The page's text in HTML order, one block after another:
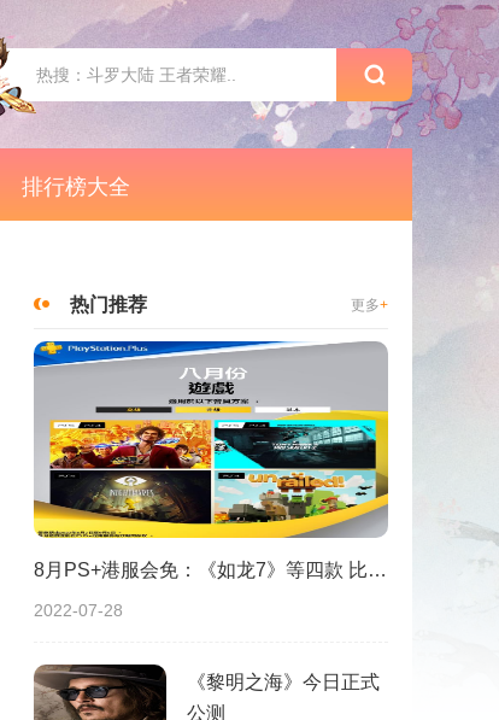
排行榜大全
热门推荐 更多+
8月PS+港服会免：《如龙7》等四款 比欧美服多一款
2022-07-28
《黎明之海》今日正式
公测